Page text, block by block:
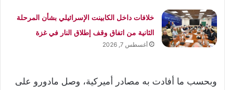
خلافات داخل الكابينت الإسرائيلي بشأن المرحلة
الثانية من اتفاق وقف إطلاق النار في غزة
أغسطس 7, 2026
وبحسب ما أفادت به مصادر أميركية، وصل مادورو على